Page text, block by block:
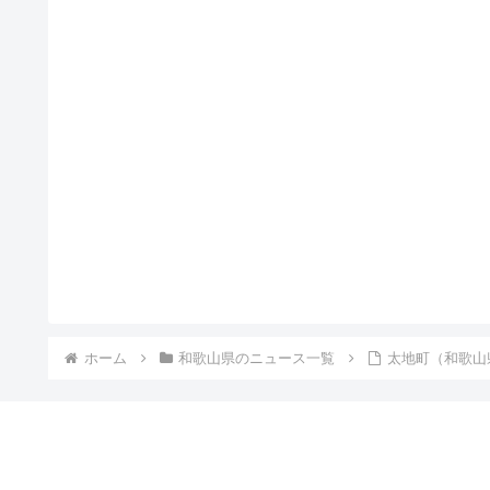
ホーム 和歌山県のニュース一覧 太地町（和歌